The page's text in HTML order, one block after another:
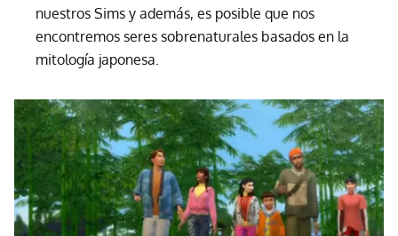
nuestros Sims y además, es posible que nos
encontremos seres sobrenaturales basados en la
mitología japonesa.